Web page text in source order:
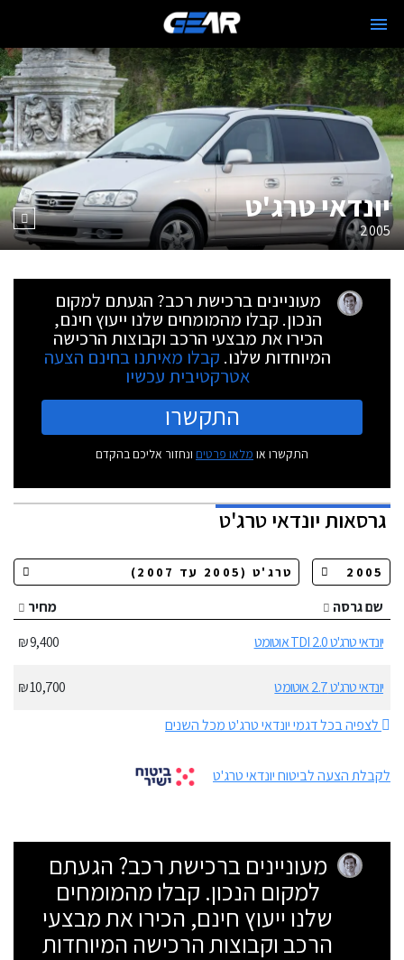
יונדאי טרג'ט
2005
מעוניינים ברכישת רכב? הגעתם למקום
הנכון. קבלו מהמומחים שלנו ייעוץ חינם,
הכירו את מבצעי הרכב וקבוצות הרכישה
המיוחדות שלנו. קבלו מאיתנו בחינם הצעה
אטרקטיבית עכשיו
התקשרו
התקשרו או מלאו פרטים ונחזור אליכם בהקדם
גרסאותיונדאי טרג'ט
שם גרסה
מחיר
יונדאי טרג'ט 2.0 TDI אוטומט
9,400 ₪
יונדאי טרג'ט 2.7 אוטומט
10,700 ₪
לצפיה בכל דגמי יונדאי טרג'ט מכל השנים
לקבלת הצעה לביטוח יונדאי טרג'ט
מעוניינים ברכישת רכב? הגעתם
למקום הנכון. קבלו מהמומחים
שלנו ייעוץ חינם, הכירו את מבצעי
הרכב וקבוצות הרכישה המיוחדות